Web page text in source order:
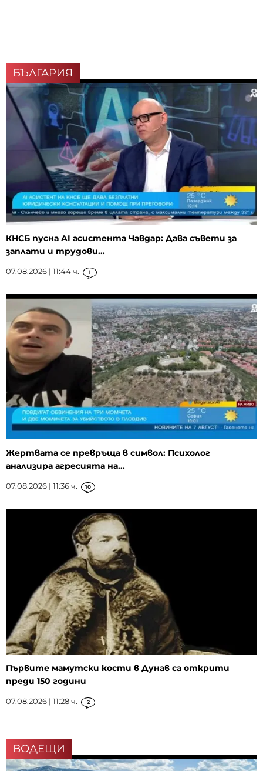
БЪЛГАРИЯ
КНСБ пусна AI асистента Чавдар: Дава съвети за
заплати и трудови...
07.08.2026 | 11:44 ч. 1
Жертвата се превръща в символ: Психолог
анализира агресията на...
07.08.2026 | 11:36 ч. 10
Първите мамутски кости в Дунав са открити
преди 150 години
07.08.2026 | 11:28 ч. 2
ВОДЕЩИ